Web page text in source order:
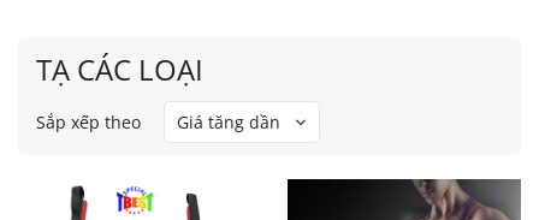
TẠ CÁC LOẠI
Sắp xếp theo Giá tăng dần